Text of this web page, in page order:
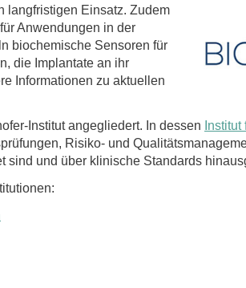
langfristigen Einsatz. Zudem
Anwendungen in der
biochemische Sensoren für
die Implantate an ihr
Informationen zu aktuellen
Institut angegliedert. In dessen
Risiko- und
sind und über klinische Standards